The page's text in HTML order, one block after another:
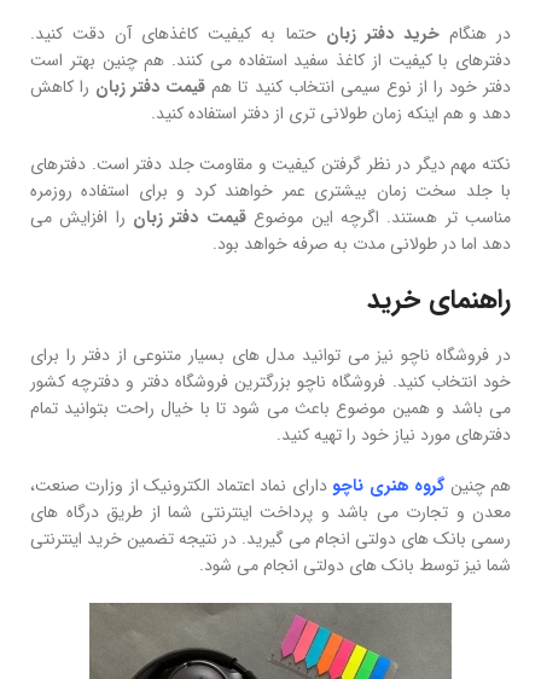
در هنگامخرید دفتر زبان حتما به کیفیت کاغذهای آن دقت کنید.
دفترهای با کیفیت از کاغذ سفید استفاده می کنند. هم چنین بهتر است
دفتر خود را از نوع سیمی انتخاب کنید تا هم قیمت دفتر زبان را کاهش
دهد و هم اینکه زمان طولانی تری از دفتر استفاده کنید.
نکته مهم دیگر در نظر گرفتن کیفیت و مقاومت جلد دفتر است. دفترهای
با جلد سخت زمان بیشتری عمر خواهند کرد و برای استفاده روزمره
مناسب تر هستند. اگرچه این موضوعقیمت دفتر زبان را افزایش می
دهد اما در طولانی مدت به صرفه خواهد بود.
راهنمای خرید
در فروشگاه ناچو نیز می توانید مدل های بسیار متنوعی از دفتر را برای
خود انتخاب کنید. فروشگاه ناچو بزرگترین فروشگاه دفتر و دفترچه کشور
می باشد و همین موضوع باعث می شود تا با خیال راحت بتوانید تمام
دفترهای مورد نیاز خود را تهیه کنید.
هم چنینگروه هنری ناچو دارای نماد اعتماد الکترونیک از وزارت صنعت،
معدن و تجارت می باشد و پرداخت اینترنتی شما از طریق درگاه های
رسمی بانک های دولتی انجام می گیرید. در نتیجه تضمین خرید اینترنتی
شما نیز توسط بانک های دولتی انجام می شود.